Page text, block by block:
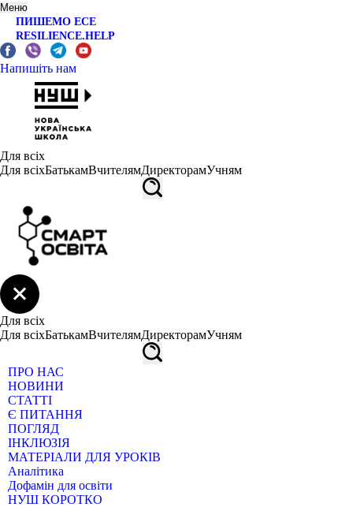
Меню
ПИШЕМО ЕСЕ
RESILIENCE.HELP
Напишіть нам
Для всіх
Для всіхБатькамВчителямДиректорамУчням
Для всіх
Для всіхБатькамВчителямДиректорамУчням
ПРО НАС
НОВИНИ
СТАТТІ
Є ПИТАННЯ
ПОГЛЯД
ІНКЛЮЗІЯ
МАТЕРІАЛИ ДЛЯ УРОКІВ
Аналітика
Дофамін для освіти
НУШ КОРОТКО